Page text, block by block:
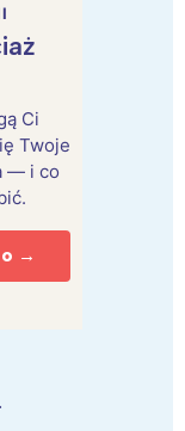
Ci
Twoje
— i co
→